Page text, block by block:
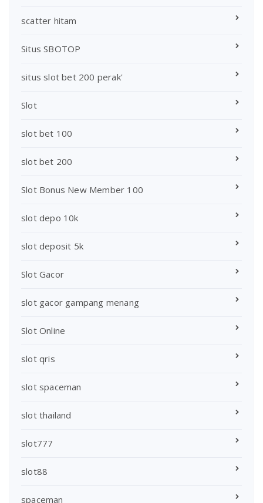
scatter hitam
Situs SBOTOP
situs slot bet 200 perak'
Slot
slot bet 100
slot bet 200
Slot Bonus New Member 100
slot depo 10k
slot deposit 5k
Slot Gacor
slot gacor gampang menang
Slot Online
slot qris
slot spaceman
slot thailand
slot777
slot88
spaceman